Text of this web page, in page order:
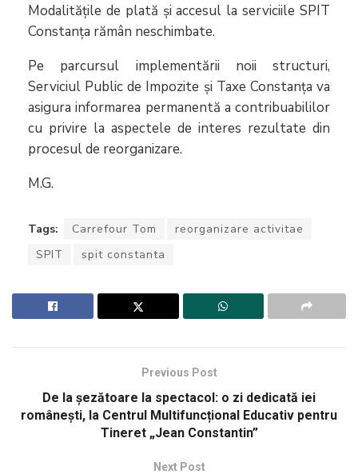
Modalitățile de plată și accesul la serviciile SPIT
Constanța rămân neschimbate.
Pe parcursul implementării noii structuri,
Serviciul Public de Impozite și Taxe Constanța va
asigura informarea permanentă a contribuabililor
cu privire la aspectele de interes rezultate din
procesul de reorganizare.
M.G.
Tags: Carrefour Tom
reorganizare activitae
SPIT
spit constanta
Previous Post
De la șezătoare la spectacol: o zi dedicată iei
românești, la Centrul Multifuncțional Educativ pentru
Tineret „Jean Constantin”
Next Post